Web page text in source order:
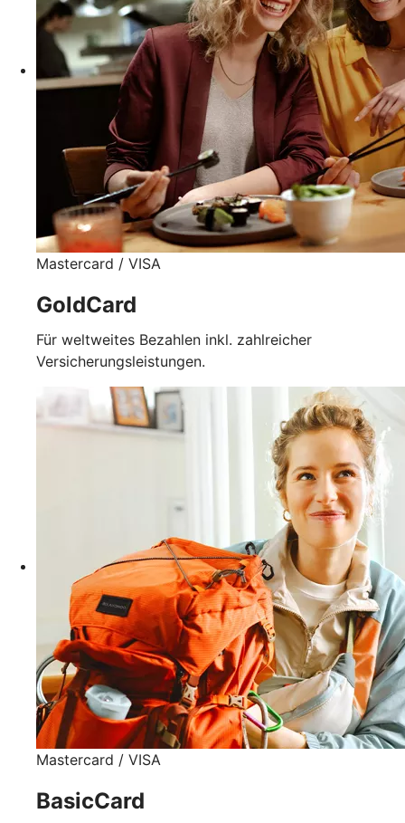
Mastercard / VISA
GoldCard
Für weltweites Bezahlen inkl. zahlreicher
Versicherungsleistungen.
Mastercard / VISA
BasicCard